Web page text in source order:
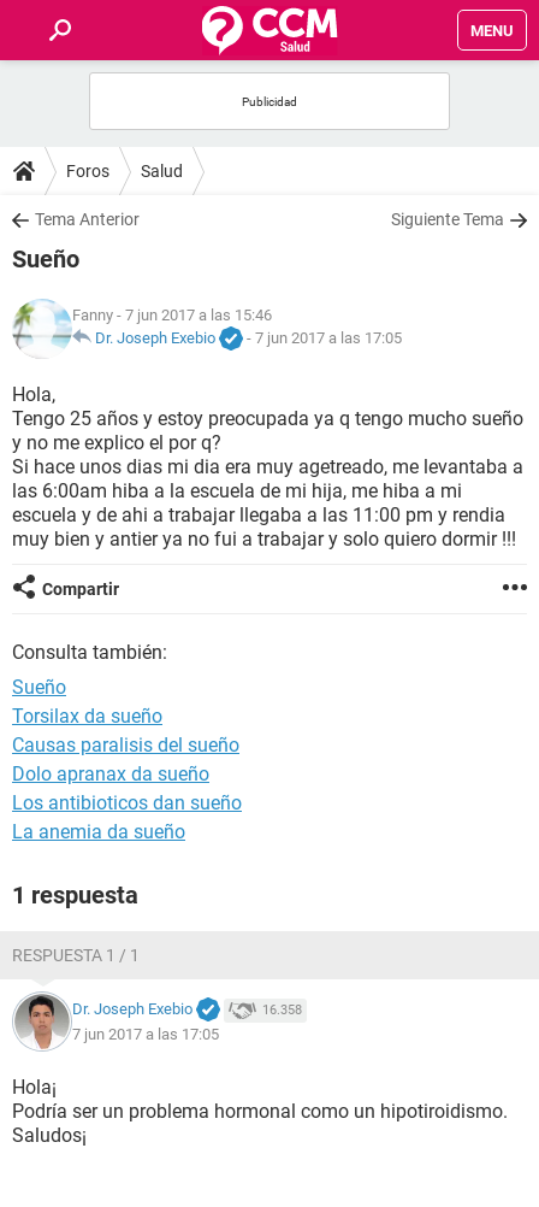
MENU
FOROS
SALUD
NUTRICIÓN
BIENESTAR
SEXUALIDAD
GLOSARIO
Foros Salud
Tema Anterior Siguiente Tema
Sueño
Fanny - 7 jun 2017 a las 15:46
Dr. Joseph Exebio
- 7 jun 2017 a las 17:05
Hola,
Tengo 25 años y estoy preocupada ya q tengo mucho sueño
y no me explico el por q?
Si hace unos dias mi dia era muy agetreado, me levantaba a
las 6:00am hiba a la escuela de mi hija, me hiba a mi
escuela y de ahi a trabajar llegaba a las 11:00 pm y rendia
muy bien y antier ya no fui a trabajar y solo quiero dormir !!!
Compartir
Consulta también:
Sueño
Torsilax da sueño
Causas paralisis del sueño
Dolo apranax da sueño
Los antibioticos dan sueño
La anemia da sueño
1 respuesta
RESPUESTA 1 / 1
Dr. Joseph Exebio 16.358
7 jun 2017 a las 17:05
Hola¡
Podría ser un problema hormonal como un hipotiroidismo.
Saludos¡